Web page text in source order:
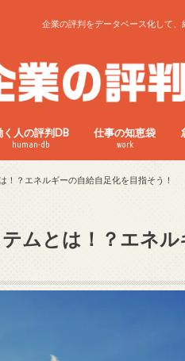
企業の評判をデータベース化して、
く人の評判DB
human-db
仕事の知恵袋
work
！？エネルギーの自給自足化を目指そう！
ムとは！？エネル